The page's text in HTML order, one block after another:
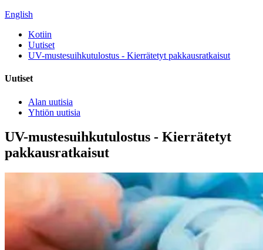
English
Kotiin
Uutiset
UV-mustesuihkutulostus - Kierrätetyt pakkausratkaisut
Uutiset
Alan uutisia
Yhtiön uutisia
UV-mustesuihkutulostus - Kierrätetyt
pakkausratkaisut